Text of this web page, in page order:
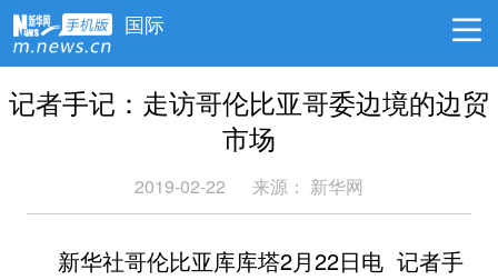
国际
记者手记：走访哥伦比亚哥委边境的边贸
市场
2019-02-22 来源： 新华网
新华社哥伦比亚库库塔2月22日电 记者手